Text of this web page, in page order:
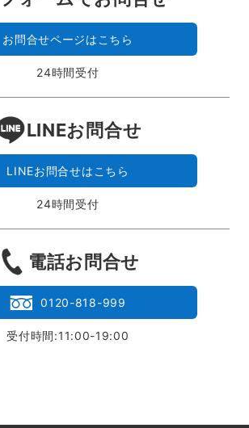
お問合せページはこちら
24時間受付
LINEお問合せ
LINEお問合せはこちら
24時間受付
電話お問合せ
0120-818-999
受付時間:11:00-19:00